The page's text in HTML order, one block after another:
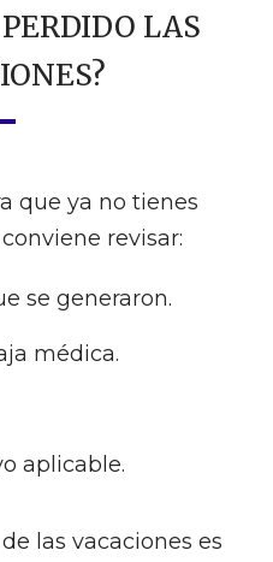
LAS
que ya no tienes
revisar:
se generaron.
médica.
aplicable.
las vacaciones es